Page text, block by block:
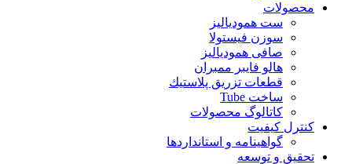
محصولات
ست همودیالیز
سوزن فیستولا
صافی همودیالیز
هالو فایبر ممبران
قطعات تزريق پلاستيك
ساخت Tube
کاتالوگ محصولات
کنترل کیفیت
گواهينامه و استانداردها
تحقيق و توسعه